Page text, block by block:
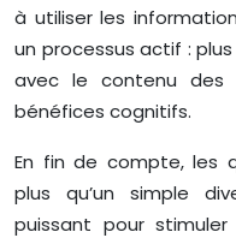
à utiliser les
un processus actif :
avec le contenu des
bénéfices cognitifs.
En fin de compte, les
plus qu’un simple
puissant pour